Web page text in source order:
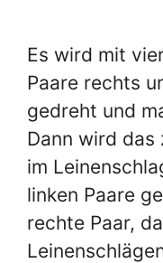
Es wird mit
Paare rechts
gedreht und
Dann wird das
im
linken Paare
rechte Paar,